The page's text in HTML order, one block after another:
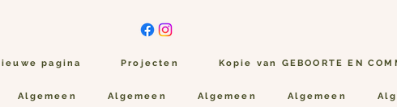
pagina Projecten Kopie van GEBOORTE EN
Algemeen Algemeen Algemeen Algemeen